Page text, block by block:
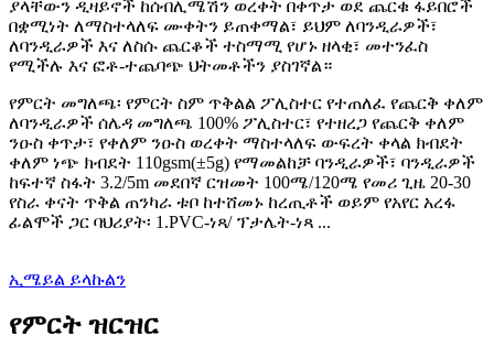
ያላቸውን ዲዛይኖች ከሰብሊሜሽን ወረቀት በቀጥታ ወደ ጨርቁ ፋይበሮች
በቋሚነት ለማስተላለፍ ሙቀትን ይጠቀማል፣ ይህም ለባንዲራዎች፣
ለባንዲራዎች እና ለስሱ ጨርቆች ተስማሚ የሆኑ ዘላቂ፣ መተንፈስ
የሚችሉ እና ፎቶ-ተጨባጭ ህትመቶችን ያስገኛል።
የምርት መግለጫ፡ የምርት ስም ጥቅልል ​​ፖሊስተር የተጠለፈ የጨርቅ ቀለም
ለባንዲራዎች ሰሌዳ መግለጫ 100% ፖሊስተር፣ የተዘረጋ የጨርቅ ቀለም
ንዑስ ቀጥታ፣ የቀለም ንዑስ ወረቀት ማስተላለፍ ውፍረት ቀላል ክብደት
ቀለም ነጭ ክብደት 110gsm(±5g) የማመልከቻ ባንዲራዎች፣ ባንዲራዎች
ከፍተኛ ስፋት 3.2/5m መደበኛ ርዝመት 100ሜ/120ሜ የመሪ ጊዜ 20-30
የስራ ቀናት ጥቅል ጠንካራ ቱቦ ከተሸመኑ ከረጢቶች ወይም የአየር አረፋ
ፊልሞች ጋር ባህሪያት፡ 1.PVC-ነጻ/ ፕታሌት-ነጻ ...
ኢሜይል ይላኩልን
የምርት ዝርዝር